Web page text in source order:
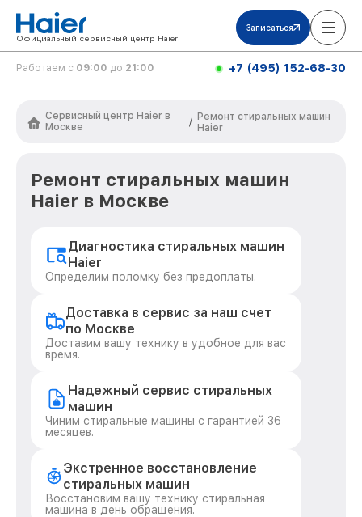
Официальный сервисный центр Haier
Записаться
Работаем с 09:00 до 21:00 +7 (495) 152-68-30
Сервисный центр Haier в
Москве
/ Ремонт стиральных машин
Haier
Ремонт стиральных машин
Haier в Москве
Диагностика стиральных машин
Haier
Определим поломку без предоплаты.
Доставка в сервис за наш счет
по Москве
Доставим вашу технику в удобное для вас
время.
Надежный сервис стиральных
машин
Чиним стиральные машины с гарантией 36
месяцев.
Экстренное восстановление
стиральных машин
Восстановим вашу технику стиральная
машина в день обращения.